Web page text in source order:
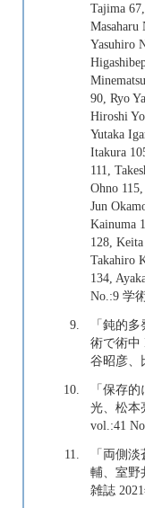
Tajima
Masaharu
Yasuhiro
90, Ryo
Hiroshi
Yutaka
Itakura
111,
Ohno
Jun
Kainuma
128,
Takahiro
134,
No.:9 学
9.
「鈍的
術で術中
谷昭彦、
10.
「保存
光、松本
vol.:41
11.
「両側
輔、室野
雑誌